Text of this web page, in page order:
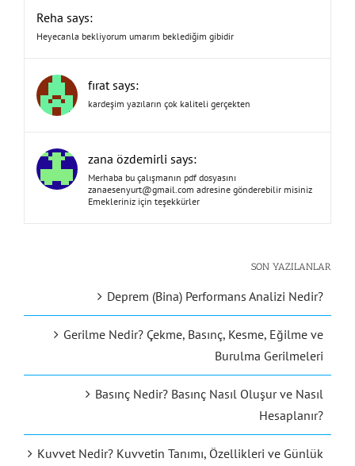
Reha says:
Heyecanla bekliyorum umarım beklediğim gibidir
fırat says:
kardeşim yazıların çok kaliteli gerçekten
zana özdemirli says:
Merhaba bu çalışmanın pdf dosyasını
zanaesenyurt@gmail.com adresine gönderebilir misiniz
Emekleriniz için teşekkürler
SON YAZILANLAR
Deprem (Bina) Performans Analizi Nedir?
Gerilme Nedir? Çekme, Basınç, Kesme, Eğilme ve
Burulma Gerilmeleri
Basınç Nedir? Basınç Nasıl Oluşur ve Nasıl
Hesaplanır?
Kuvvet Nedir? Kuvvetin Tanımı, Özellikleri ve Günlük